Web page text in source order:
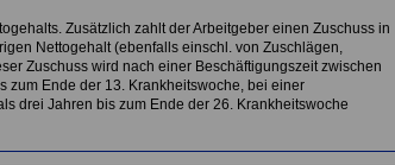
Zusätzlich zahlt der Arbeitgeber einen Zuschuss in
Nettogehalt (ebenfalls einschl. von Zuschlägen,
Zuschuss wird nach einer Beschäftigungszeit zwischen
zum Ende der 13. Krankheitswoche, bei einer
drei Jahren bis zum Ende der 26. Krankheitswoche